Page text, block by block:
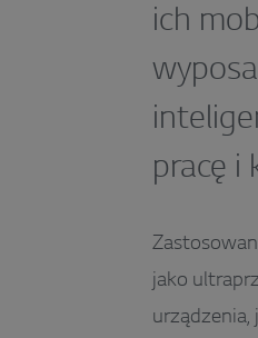
ich
pracę i
jako
urządzenia,